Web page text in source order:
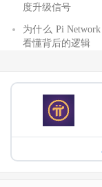
度升级信号
为什么 Pi
看懂背后的逻辑